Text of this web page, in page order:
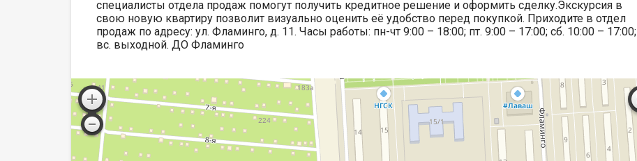
специалисты отдела продаж помогут получить кредитное решение и оформить сделку.Экскурсия в
свою новую квартиру позволит визуально оценить её удобство перед покупкой. Приходите в отдел
продаж по адресу: ул. Фламинго, д. 11. Часы работы: пн-чт 9:00 – 18:00; пт. 9:00 – 17:00; сб. 10:00 – 17:00;
вс. выходной. ДО Фламинго